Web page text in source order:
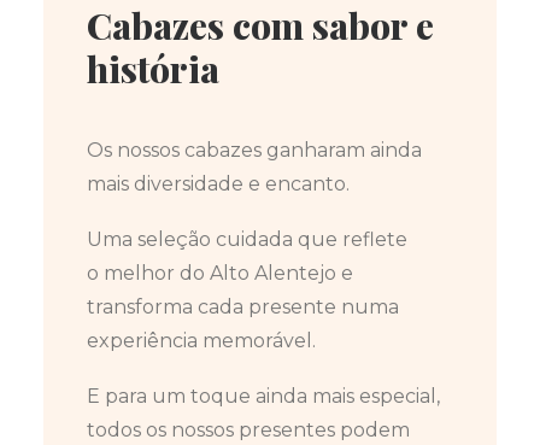
Cabazes com sabor e
história
Os nossos cabazes ganharam ainda
mais diversidade e encanto.
Uma seleção cuidada que reflete
o melhor do Alto Alentejo e
transforma cada presente numa
experiência memorável.
E para um toque ainda mais especial,
todos os nossos presentes podem